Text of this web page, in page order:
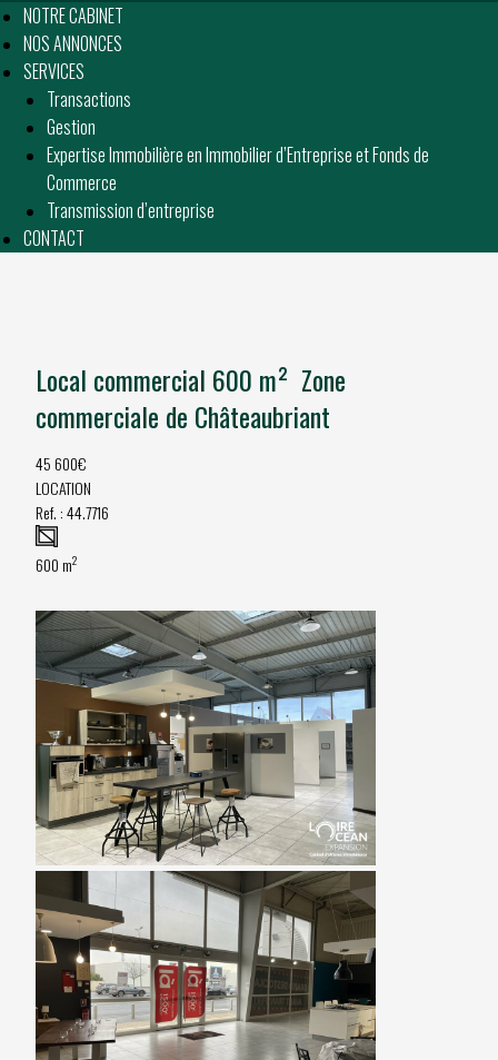
NOTRE CABINET
NOS ANNONCES
SERVICES
Transactions
Gestion
Expertise Immobilière en Immobilier d’Entreprise et Fonds de
Commerce
Transmission d’entreprise
CONTACT
Local commercial 600 m²  Zone
commerciale de Châteaubriant
45 600€
LOCATION
Ref. :44.7716
600 m2